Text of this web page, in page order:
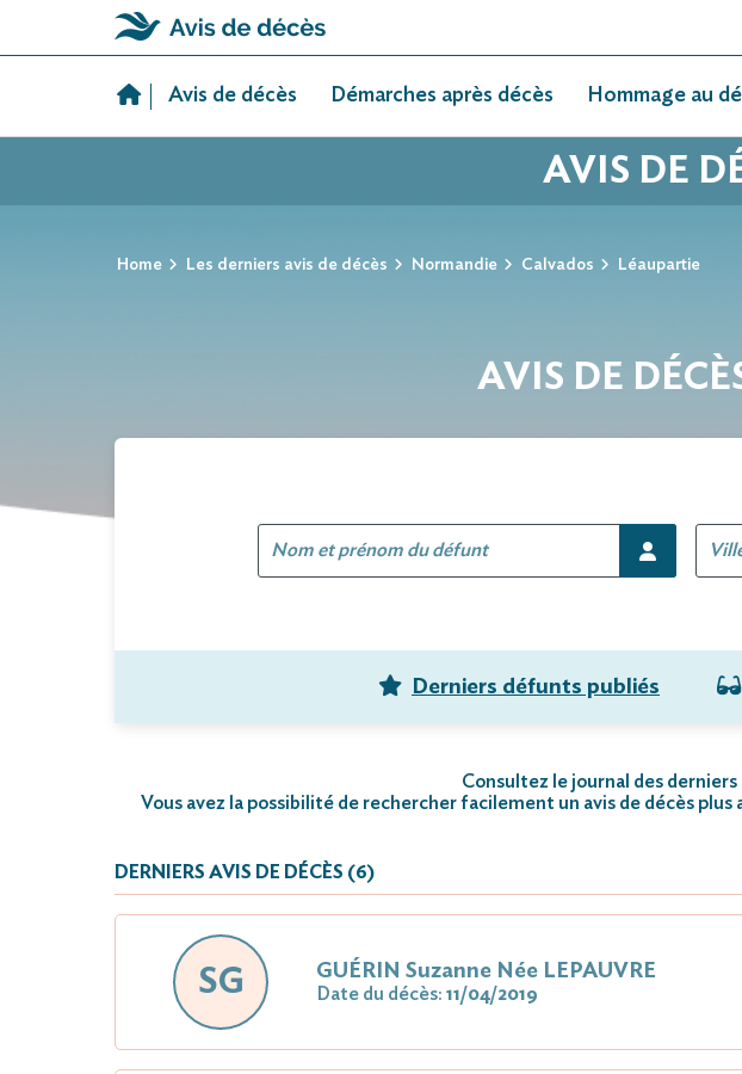
Avis de décès Démarches après décès Hommage au
AVIS DE
Home Les derniers avis de décès Normandie Calvados Léaupartie
AVIS DE
Derniers défunts publiés
Consultez le journal des
Vous avez la possibilité de rechercher facilement un avis de décès
DERNIERS AVIS DE DÉCÈS (6)
SG GUÉRIN Suzanne Née LEPAUVRE
Date du décès: 11/04/2019